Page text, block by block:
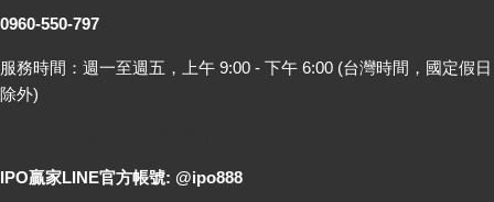
0960-550-797
服務時間：週一至週五，上午 9:00 - 下午 6:00 (台灣時間，國定假日
除外)
IPO贏家LINE官方帳號: @ipo888